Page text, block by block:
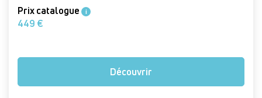
Prix catalogue i
449 €
Découvrir